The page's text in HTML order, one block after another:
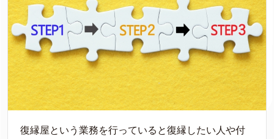
復縁屋という業務を行っていると復縁したい人や付